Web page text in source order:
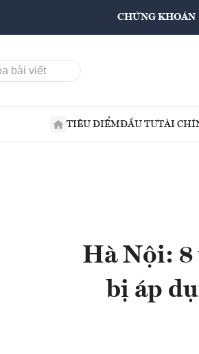
CHỨNG KHOÁN
TIÊU ĐIỂMĐẦU TƯTÀI
Hà Nội: 8
bị áp